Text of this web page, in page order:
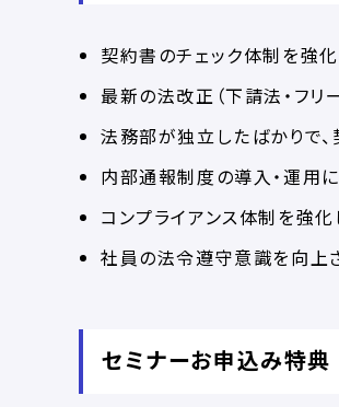
契約書のチェック体制を強
最新の法改正（下請法・フ
法務部が独立したばかりで
内部通報制度の導入・運用
コンプライアンス体制を強
社員の法令遵守意識を向上
セミナーお申込み特典